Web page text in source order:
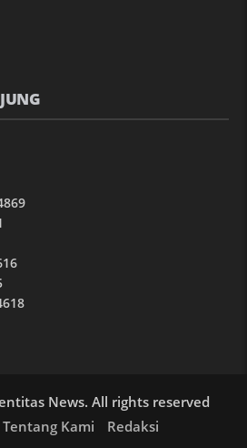
News. All rights reserved
Tentang Kami
Redaksi